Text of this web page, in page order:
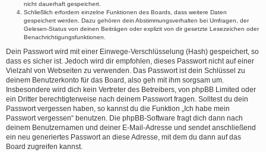
nicht dauerhaft gespeichert.
Schließlich erfordern einzelne Funktionen des Boards, dass weitere Daten
gespeichert werden. Dazu gehören dein Abstimmungsverhalten bei Umfragen, der
Gelesen-Status von deinen Beiträgen oder explizit von dir gesetzte Lesezeichen oder
Benachrichtigungsfunktionen.
Dein Passwort wird mit einer Einwege-Verschlüsselung (Hash) gespeichert, so
dass es sicher ist. Jedoch wird dir empfohlen, dieses Passwort nicht auf einer
Vielzahl von Webseiten zu verwenden. Das Passwort ist dein Schlüssel zu
deinem Benutzerkonto für das Board, also geh mit ihm sorgsam um.
Insbesondere wird dich kein Vertreter des Betreibers, von phpBB Limited oder
ein Dritter berechtigterweise nach deinem Passwort fragen. Solltest du dein
Passwort vergessen haben, so kannst du die Funktion „Ich habe mein
Passwort vergessen“ benutzen. Die phpBB-Software fragt dich dann nach
deinem Benutzernamen und deiner E-Mail-Adresse und sendet anschließend
ein neu generiertes Passwort an diese Adresse, mit dem du dann auf das
Board zugreifen kannst.